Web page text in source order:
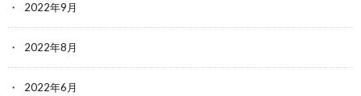
2022年9月
2022年8月
2022年6月